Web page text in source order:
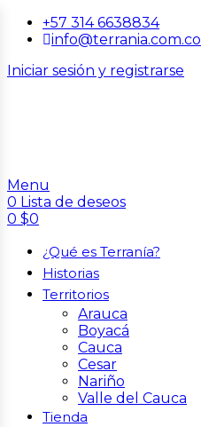
+57 314 6638834
info@terrania.com.co
Iniciar sesión y registrarse
Menu
0 Lista de deseos
0 $0
¿Qué es Terranía?
Historias
Territorios
Arauca
Boyacá
Cauca
Cesar
Nariño
Valle del Cauca
Tienda